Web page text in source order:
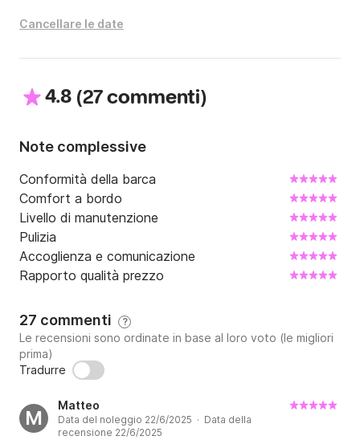
Cancellare le date
4.8 (27 commenti)
Note complessive
Conformità della barca
Comfort a bordo
Livello di manutenzione
Pulizia
Accoglienza e comunicazione
Rapporto qualità prezzo
27 commenti ?
Le recensioni sono ordinate in base al loro voto (le migliori
prima)
Tradurre
M
Matteo
Data del noleggio 22/6/2025 · Data della
recensione 22/6/2025